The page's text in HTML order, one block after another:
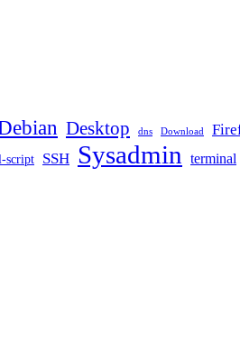
Desktop dns Download
script SSH Sysadmin terminal